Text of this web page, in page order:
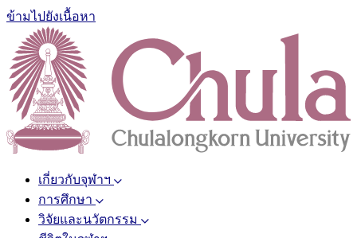
ข้ามไปยังเนื้อหา
เกี่ยวกับจุฬาฯ
การศึกษา
วิจัยและนวัตกรรม